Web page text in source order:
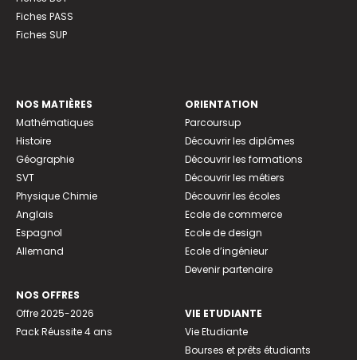
Fiches PASS
Fiches SUP
NOS MATIÈRES
Mathématiques
Histoire
Géographie
SVT
Physique Chimie
Anglais
Espagnol
Allemand
NOS OFFRES
Offre 2025-2026
Pack Réussite 4 ans
ORIENTATION
Parcoursup
Découvrir les diplômes
Découvrir les formations
Découvrir les métiers
Découvrir les écoles
Ecole de commerce
Ecole de design
Ecole d’ingénieur
Devenir partenaire
VIE ETUDIANTE
Vie Etudiante
Bourses et prêts étudiants